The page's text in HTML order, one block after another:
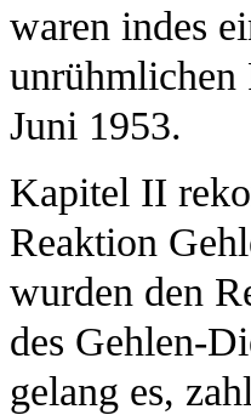
waren indes
unrühmlichen
Juni 1953.
Kapitel II
Reaktion
wurden den
des Gehlen-
gelang es,